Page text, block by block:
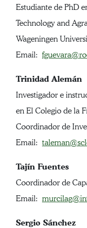
Estudiante de PhD
Technology and
Wageningen
Email:
Trinidad Alemán
Investigador e
en El Colegio de la
Coordinador de
Email:
Tajín Fuentes
Coordinador de
Email:
Sergio Sánchez